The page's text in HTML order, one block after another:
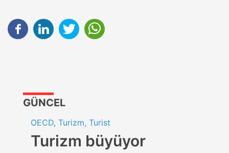
GÜNCEL
OECD, Turizm, Turist
Turizm büyüyor